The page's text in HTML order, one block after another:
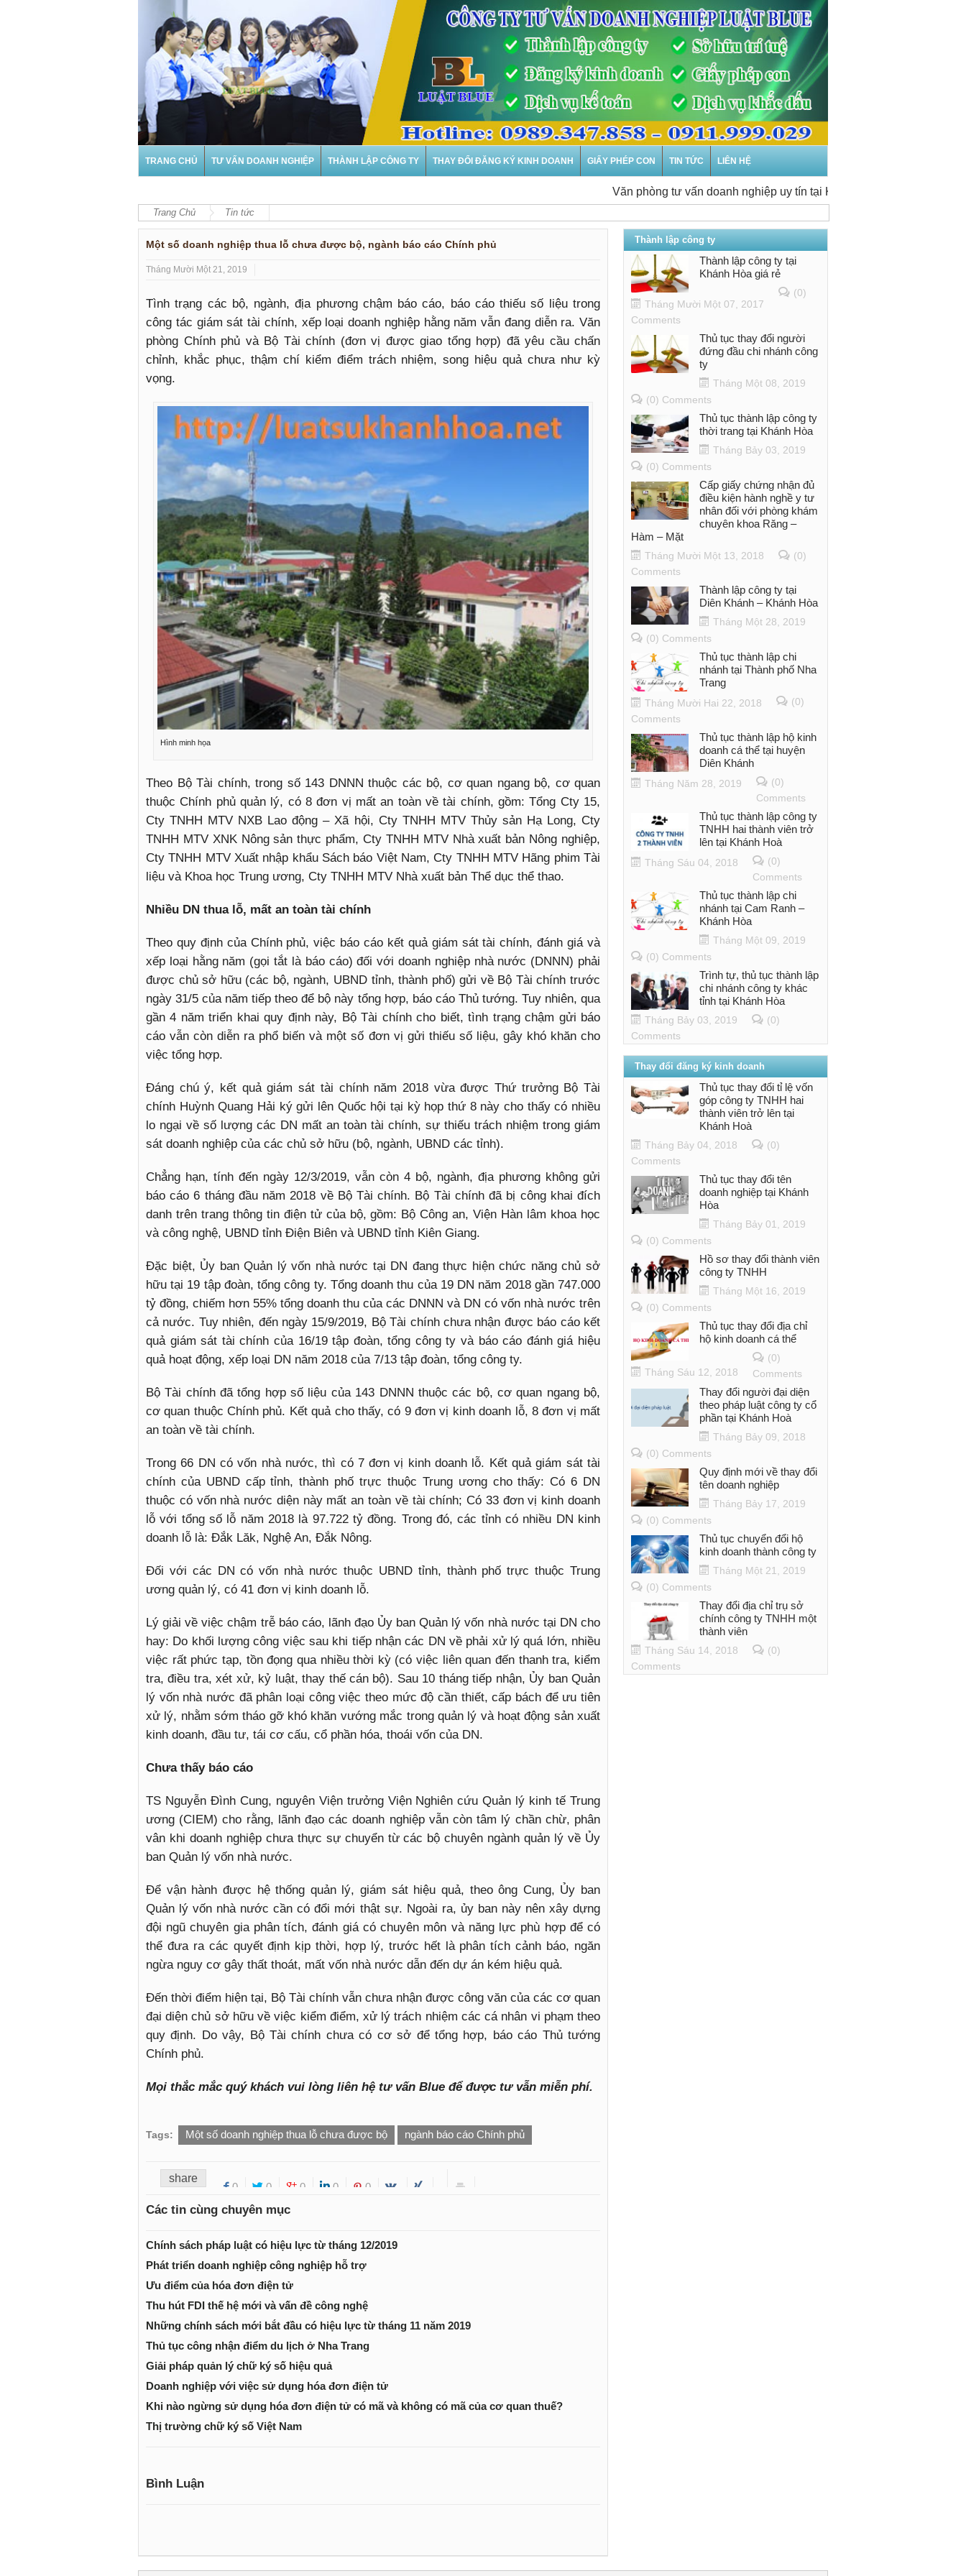
TRANG CHỦ TƯ VẤN DOANH NGHIỆP THÀNH LẬP CÔNG TY THAY ĐỔI ĐĂNG KÝ KINH DOANH GIẤY PHÉP CON TIN TỨC LIÊN HỆ
Văn phòng tư vấn doanh nghiệp uy tín tại Khánh Hòa
Trang Chủ Tin tức
Một số doanh nghiệp thua lỗ chưa được bộ, ngành báo cáo Chính phủ
Tháng Mười Một 21, 2019
Tình trạng các bộ, ngành, địa phương chậm báo cáo, báo cáo thiếu số liệu trong
công tác giám sát tài chính, xếp loại doanh nghiệp hằng năm vẫn đang diễn ra. Văn
phòng Chính phủ và Bộ Tài chính (đơn vị được giao tổng hợp) đã yêu cầu chấn
chỉnh, khắc phục, thậm chí kiểm điểm trách nhiệm, song hiệu quả chưa như kỳ
vọng.
Hình minh họa
Theo Bộ Tài chính, trong số 143 DNNN thuộc các bộ, cơ quan ngang bộ, cơ quan
thuộc Chính phủ quản lý, có 8 đơn vị mất an toàn về tài chính, gồm: Tổng Cty 15,
Cty TNHH MTV NXB Lao động – Xã hội, Cty TNHH MTV Thủy sản Hạ Long, Cty
TNHH MTV XNK Nông sản thực phẩm, Cty TNHH MTV Nhà xuất bản Nông nghiệp,
Cty TNHH MTV Xuất nhập khẩu Sách báo Việt Nam, Cty TNHH MTV Hãng phim Tài
liệu và Khoa học Trung ương, Cty TNHH MTV Nhà xuất bản Thể dục thể thao.
Nhiều DN thua lỗ, mất an toàn tài chính
Theo quy định của Chính phủ, việc báo cáo kết quả giám sát tài chính, đánh giá và
xếp loại hằng năm (gọi tắt là báo cáo) đối với doanh nghiệp nhà nước (DNNN) phải
được chủ sở hữu (các bộ, ngành, UBND tỉnh, thành phố) gửi về Bộ Tài chính trước
ngày 31/5 của năm tiếp theo để bộ này tổng hợp, báo cáo Thủ tướng. Tuy nhiên, qua
gần 4 năm triển khai quy định này, Bộ Tài chính cho biết, tình trạng chậm gửi báo
cáo vẫn còn diễn ra phổ biến và một số đơn vị gửi thiếu số liệu, gây khó khăn cho
việc tổng hợp.
Đáng chú ý, kết quả giám sát tài chính năm 2018 vừa được Thứ trưởng Bộ Tài
chính Huỳnh Quang Hải ký gửi lên Quốc hội tại kỳ họp thứ 8 này cho thấy có nhiều
lo ngại về số lượng các DN mất an toàn tài chính, sự thiếu trách nhiệm trong giám
sát doanh nghiệp của các chủ sở hữu (bộ, ngành, UBND các tỉnh).
Chẳng hạn, tính đến ngày 12/3/2019, vẫn còn 4 bộ, ngành, địa phương không gửi
báo cáo 6 tháng đầu năm 2018 về Bộ Tài chính. Bộ Tài chính đã bị công khai đích
danh trên trang thông tin điện tử của bộ, gồm: Bộ Công an, Viện Hàn lâm khoa học
và công nghệ, UBND tỉnh Điện Biên và UBND tỉnh Kiên Giang.
Đặc biệt, Ủy ban Quản lý vốn nhà nước tại DN đang thực hiện chức năng chủ sở
hữu tại 19 tập đoàn, tổng công ty. Tổng doanh thu của 19 DN năm 2018 gần 747.000
tỷ đồng, chiếm hơn 55% tổng doanh thu của các DNNN và DN có vốn nhà nước trên
cả nước. Tuy nhiên, đến ngày 15/9/2019, Bộ Tài chính chưa nhận được báo cáo kết
quả giám sát tài chính của 16/19 tập đoàn, tổng công ty và báo cáo đánh giá hiệu
quả hoạt động, xếp loại DN năm 2018 của 7/13 tập đoàn, tổng công ty.
Bộ Tài chính đã tổng hợp số liệu của 143 DNNN thuộc các bộ, cơ quan ngang bộ,
cơ quan thuộc Chính phủ. Kết quả cho thấy, có 9 đơn vị kinh doanh lỗ, 8 đơn vị mất
an toàn về tài chính.
Trong 66 DN có vốn nhà nước, thì có 7 đơn vị kinh doanh lỗ. Kết quả giám sát tài
chính của UBND cấp tỉnh, thành phố trực thuộc Trung ương cho thấy: Có 6 DN
thuộc có vốn nhà nước diện này mất an toàn về tài chính; Có 33 đơn vị kinh doanh
lỗ với tổng số lỗ năm 2018 là 97.722 tỷ đồng. Trong đó, các tỉnh có nhiều DN kinh
doanh lỗ là: Đắk Lăk, Nghệ An, Đắk Nông.
Đối với các DN có vốn nhà nước thuộc UBND tỉnh, thành phố trực thuộc Trung
ương quản lý, có 41 đơn vị kinh doanh lỗ.
Lý giải về việc chậm trễ báo cáo, lãnh đạo Ủy ban Quản lý vốn nhà nước tại DN cho
hay: Do khối lượng công việc sau khi tiếp nhận các DN về phải xử lý quá lớn, nhiều
việc rất phức tạp, tồn đọng qua nhiều thời kỳ (có việc liên quan đến thanh tra, kiểm
tra, điều tra, xét xử, kỷ luật, thay thế cán bộ). Sau 10 tháng tiếp nhận, Ủy ban Quản
lý vốn nhà nước đã phân loại công việc theo mức độ cần thiết, cấp bách để ưu tiên
xử lý, nhằm sớm tháo gỡ khó khăn vướng mắc trong quản lý và hoạt động sản xuất
kinh doanh, đầu tư, tái cơ cấu, cổ phần hóa, thoái vốn của DN.
Chưa thấy báo cáo
TS Nguyễn Đình Cung, nguyên Viện trưởng Viện Nghiên cứu Quản lý kinh tế Trung
ương (CIEM) cho rằng, lãnh đạo các doanh nghiệp vẫn còn tâm lý chần chừ, phân
vân khi doanh nghiệp chưa thực sự chuyển từ các bộ chuyên ngành quản lý về Ủy
ban Quản lý vốn nhà nước.
Để vận hành được hệ thống quản lý, giám sát hiệu quả, theo ông Cung, Ủy ban
Quản lý vốn nhà nước cần có đổi mới thật sự. Ngoài ra, ủy ban này nên xây dựng
đội ngũ chuyên gia phân tích, đánh giá có chuyên môn và năng lực phù hợp để có
thể đưa ra các quyết định kịp thời, hợp lý, trước hết là phân tích cảnh báo, ngăn
ngừa nguy cơ gây thất thoát, mất vốn nhà nước dẫn đến dự án kém hiệu quả.
Đến thời điểm hiện tại, Bộ Tài chính vẫn chưa nhận được công văn của các cơ quan
đại diện chủ sở hữu về việc kiểm điểm, xử lý trách nhiệm các cá nhân vi phạm theo
quy định. Do vậy, Bộ Tài chính chưa có cơ sở để tổng hợp, báo cáo Thủ tướng
Chính phủ.
Mọi thắc mắc quý khách vui lòng liên hệ tư vấn Blue để được tư vẫn miễn phí.
Tags: Một số doanh nghiệp thua lỗ chưa được bộ ngành báo cáo Chính phủ
share
0 0 0 0 0
Các tin cùng chuyên mục
Chính sách pháp luật có hiệu lực từ tháng 12/2019
Phát triển doanh nghiệp công nghiệp hỗ trợ
Ưu điểm của hóa đơn điện tử
Thu hút FDI thế hệ mới và vấn đề công nghệ
Những chính sách mới bắt đầu có hiệu lực từ tháng 11 năm 2019
Thủ tục công nhận điểm du lịch ở Nha Trang
Giải pháp quản lý chữ ký số hiệu quả
Doanh nghiệp với việc sử dụng hóa đơn điện tử
Khi nào ngừng sử dụng hóa đơn điện tử có mã và không có mã của cơ quan thuế?
Thị trường chữ ký số Việt Nam
Bình Luận
Thành lập công ty
Thành lập công ty tại
Khánh Hòa giá rẻ
Tháng Mười Một 07, 2017
(0)
Comments
Thủ tục thay đổi người
đứng đầu chi nhánh công
ty
Tháng Một 08, 2019
(0) Comments
Thủ tục thành lập công ty
thời trang tại Khánh Hòa
Tháng Bảy 03, 2019
(0) Comments
Cấp giấy chứng nhận đủ
điều kiện hành nghề y tư
nhân đối với phòng khám
chuyên khoa Răng –
Hàm – Mặt
Tháng Mười Một 13, 2018
(0)
Comments
Thành lập công ty tại
Diên Khánh – Khánh Hòa
Tháng Một 28, 2019
(0) Comments
Thủ tục thành lập chi
nhánh tại Thành phố Nha
Trang
Tháng Mười Hai 22, 2018
(0)
Comments
Thủ tục thành lập hộ kinh
doanh cá thể tại huyện
Diên Khánh
Tháng Năm 28, 2019
(0)
Comments
Thủ tục thành lập công ty
TNHH hai thành viên trở
lên tại Khánh Hoà
Tháng Sáu 04, 2018
(0)
Comments
Thủ tục thành lập chi
nhánh tại Cam Ranh –
Khánh Hòa
Tháng Một 09, 2019
(0) Comments
Trình tự, thủ tục thành lập
chi nhánh công ty khác
tỉnh tại Khánh Hòa
Tháng Bảy 03, 2019
(0)
Comments
Thay đổi đăng ký kinh doanh
Thủ tục thay đổi tỉ lệ vốn
góp công ty TNHH hai
thành viên trở lên tại
Khánh Hoà
Tháng Bảy 04, 2018
(0)
Comments
Thủ tục thay đổi tên
doanh nghiệp tại Khánh
Hòa
Tháng Bảy 01, 2019
(0) Comments
Hồ sơ thay đổi thành viên
công ty TNHH
Tháng Một 16, 2019
(0) Comments
Thủ tục thay đổi địa chỉ
hộ kinh doanh cá thể
Tháng Sáu 12, 2018
(0)
Comments
Thay đổi người đại diện
theo pháp luật công ty cổ
phần tại Khánh Hoà
Tháng Bảy 09, 2018
(0) Comments
Quy định mới về thay đổi
tên doanh nghiệp
Tháng Bảy 17, 2019
(0) Comments
Thủ tục chuyển đổi hộ
kinh doanh thành công ty
Tháng Một 21, 2019
(0) Comments
Thay đổi địa chỉ trụ sở
chính công ty TNHH một
thành viên
Tháng Sáu 14, 2018
(0)
Comments